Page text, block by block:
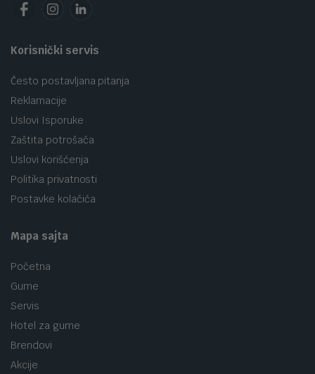
Korisnički servis
Često postavljana pitanja
Reklamacije
Uslovi Isporuke
Zaštita potrošača
Uslovi korišćenja
Politika privatnosti
Postavke kolačića
Mapa sajta
Početna
Gume
Servis
Hotel za gume
Brendovi
Akcije